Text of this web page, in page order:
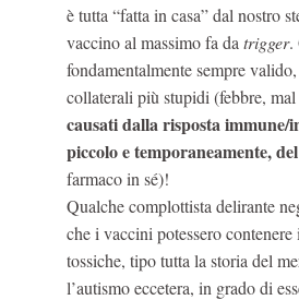
è tutta “fatta in casa” dal nostro
vaccino al massimo fa da trigger.
fondamentalmente sempre
collaterali più stupidi (febbre,
causati dalla risposta
piccolo e temporaneamente,
farmaco in sé)!
Qualche complottista delirante
che i vaccini potessero contenere
tossiche, tipo tutta la storia del
l’autismo eccetera, in grado di